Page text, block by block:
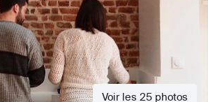
Voir les 25 photos